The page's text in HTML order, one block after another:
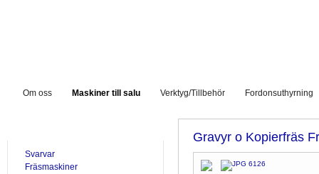
Om oss Maskiner till salu Verktyg/Tillbehör Fordonsuthyrning
Svarvar
Fräsmaskiner
Gravyr o Kopierfräs